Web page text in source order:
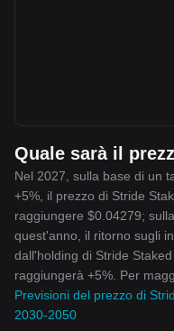
Quale sarà il
Nel 2027, sulla base di un
+5%, il prezzo di Stride
raggiungere $0.04279;
quest'anno, il ritorno sugli
dall'holding di Stride
raggiungerà +5%. Per
Previsioni del prezzo di
2030-2050